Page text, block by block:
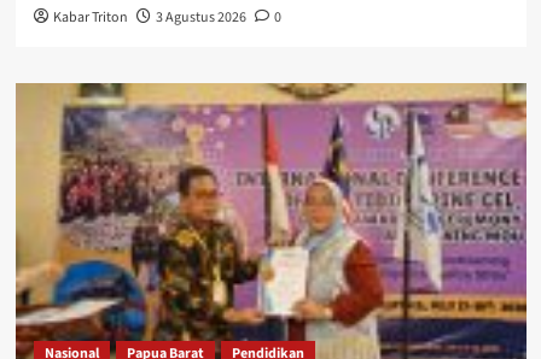
Kabar Triton 3 Agustus 2026 0
Nasional Papua Barat Pendidikan